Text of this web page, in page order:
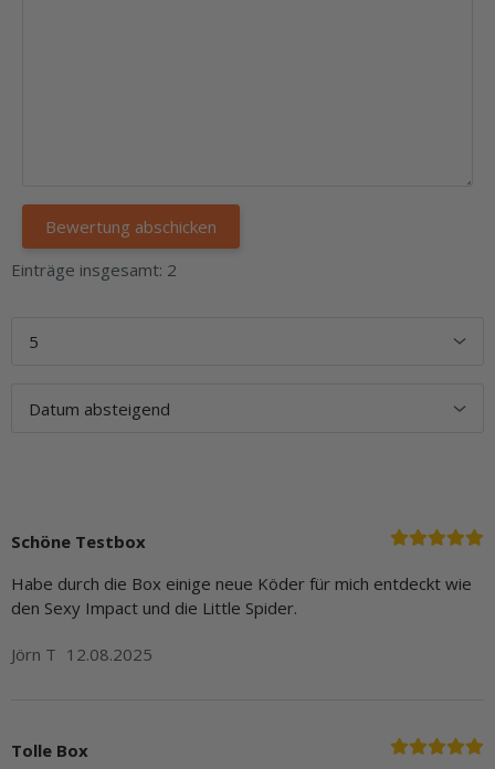
Einträge insgesamt: 2
Schöne Testbox
Habe durch die Box einige neue Köder für mich entdeckt wie
den Sexy Impact und die Little Spider.
Jörn T 12.08.2025
Tolle Box